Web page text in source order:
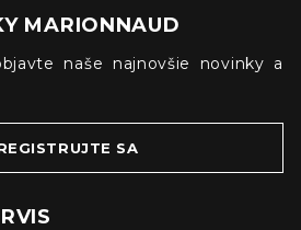
MARIONNAUD
naše najnovšie novinky a
SA